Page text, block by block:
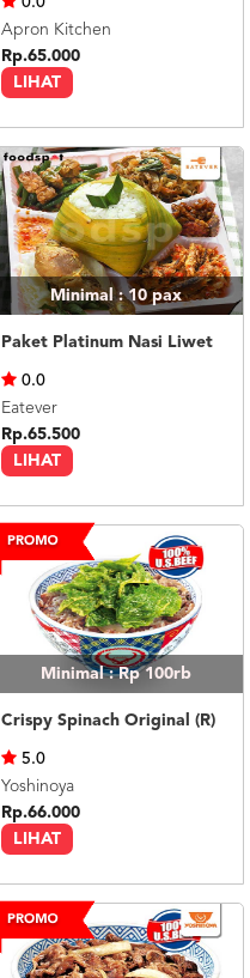
LIHAT
Apron Kitchen
Rp.65.000
Minimal : 10pax
Paket Platinum Nasi Liwet
LIHAT
0.0
Eatever
Rp.65.500
Minimal : Rp 100rb
Crispy Spinach Original (R)
LIHAT
5.0
Yoshinoya
Rp.66.000